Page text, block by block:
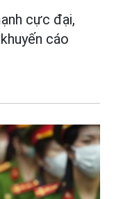
cực đại,
cáo